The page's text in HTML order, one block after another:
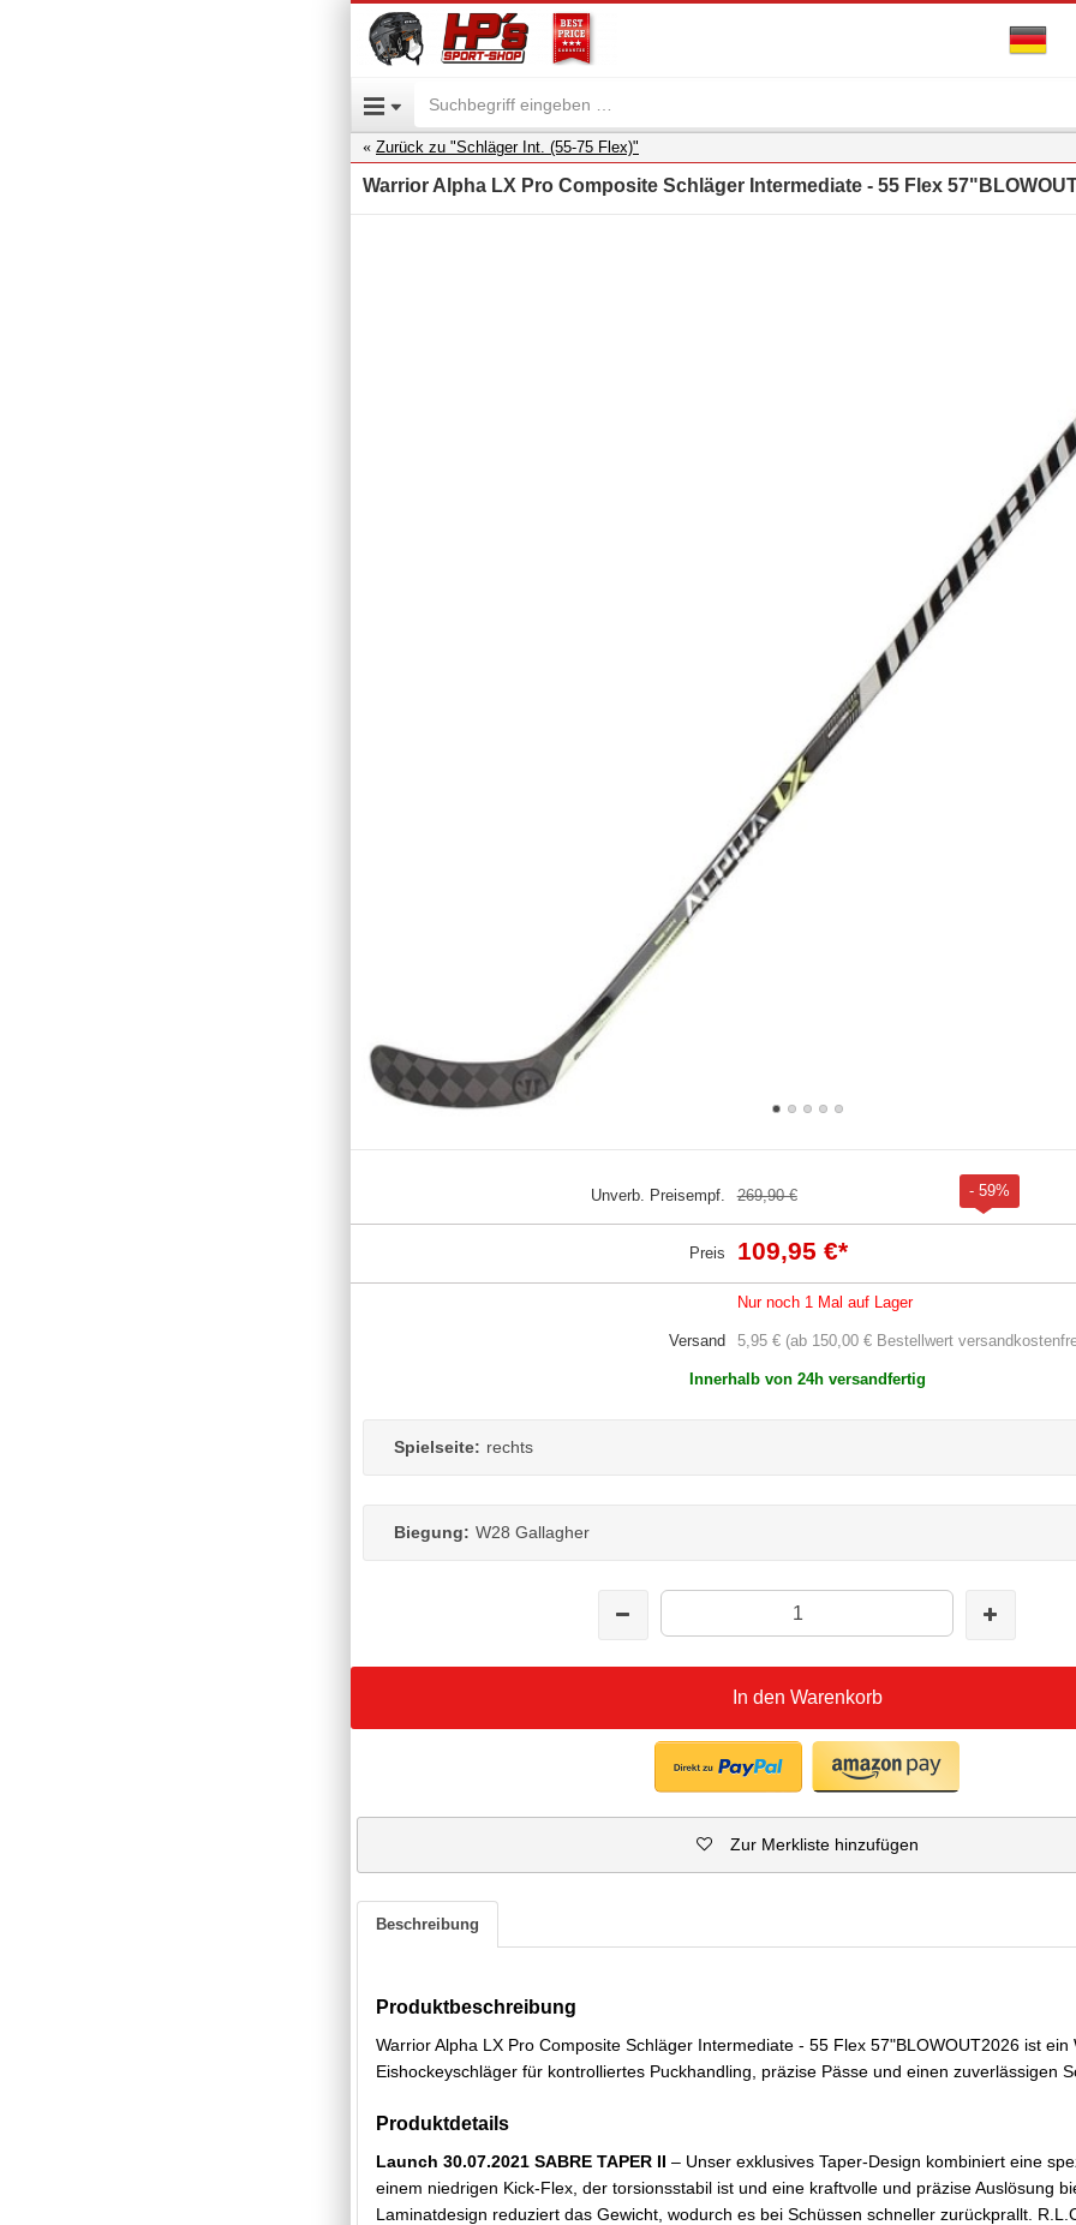
Zurück zu "Schläger Int. (55-75 Flex)"
Warrior Alpha LX Pro Composite Schläger Intermediate - 55 Flex
Unverb. Preisempf. 269,90 € - 59%
Preis 109,95 €*
Nur noch 1 Mal auf Lager
Versand 5,95 € (ab 150,00 € Bestellwert
Innerhalb von 24h versandfertig
Spielseite: rechts
Biegung: W28 Gallagher
In den Warenkorb
Zur Merkliste hinzufügen
Beschreibung
Produktbeschreibung
Warrior Alpha LX Pro Composite Schläger Intermediate - 55 Flex 57"BLOWOUT2026 ist ein
Eishockeyschläger für kontrolliertes Puckhandling, präzise Pässe und einen zuverlässigen
Produktdetails
Launch 30.07.2021 SABRE TAPER II – Unser exklusives Taper-Design kombiniert eine
einem niedrigen Kick-Flex, der torsionsstabil ist und eine kraftvolle und präzise Auslösung
Laminatdesign reduziert das Gewicht, wodurch es bei Schüssen schneller zurückprallt.